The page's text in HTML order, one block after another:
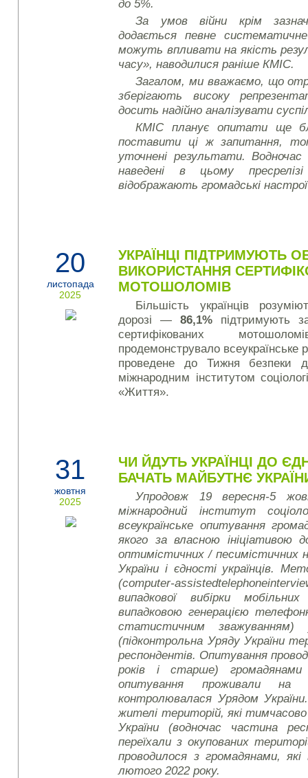
до 5%.
За умов війни крім
додається певне
можуть впливати на якість
часу», наводилися раніше КМІС.
Загалом, ми вважаємо, що
зберігають високу
досить надійно аналізувати
КМІС планує опитати ще
поставити ці ж запитання,
уточнені результати.
наведені в цьому
відображають громадські настрої
20
листопада
2025
УКРАЇНЦІ ПІДТРИМУЮТЬ
ВИКОРИСТАННЯ
МОТОШОЛОМІВ
Більшість українців
дорозі —86,1% підтримують
сертифікованих
продемонструвало всеукраїнське
проведене до Тижня безпеки
міжнародним інститутом
«Життя».
31
жовтня
2025
ЧИ ЙДУТЬ УКРАЇНЦІ ДО
БАЧАТЬ МАЙБУТНЄ
Упродовж 19 вересня-5
міжнародний інститут
всеукраїнське опитування
якого за власною ініціативою
оптимістичних / песимістичних
України і єдності українців.
(computer-assistedtelephone
випадкової вибірки
випадковою генерацією
статистичним зважуванням)
(підконтрольна Уряду України
респондентів. Опитування
років і старше)
опитування проживали на
контролювалася Урядом
жителі територій, які
України (водночас частина
переїхали з окупованих
проводилося з громадянами, які
лютого 2022 року.